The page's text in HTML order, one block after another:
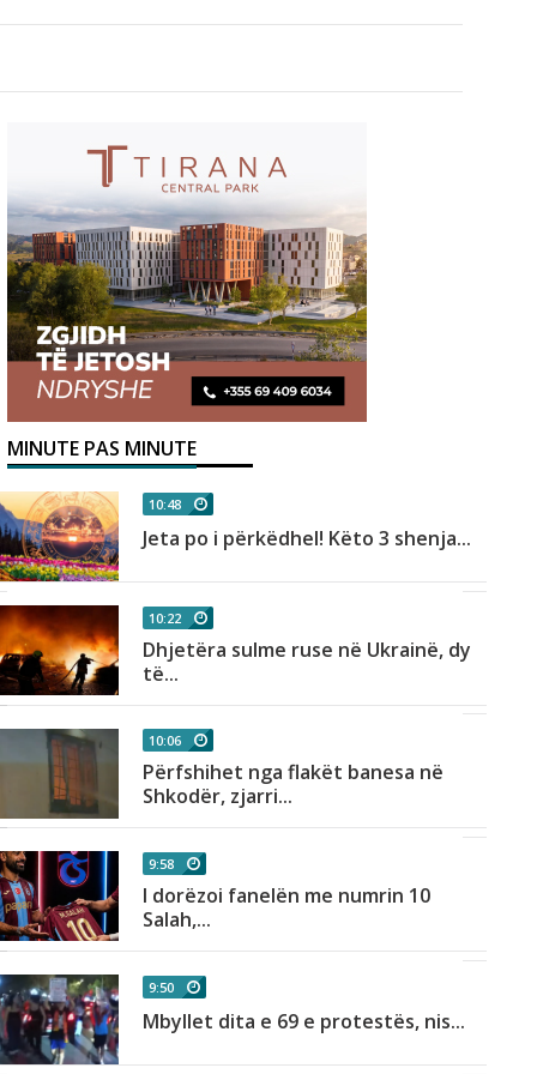
MINUTE PAS MINUTE
10:48
Jeta po i përkëdhel! Këto 3 shenja...
10:22
Dhjetëra sulme ruse në Ukrainë, dy
të...
10:06
Përfshihet nga flakët banesa në
Shkodër, zjarri...
9:58
I dorëzoi fanelën me numrin 10
Salah,...
9:50
Mbyllet dita e 69 e protestës, nis...